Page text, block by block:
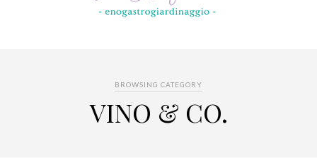
BROWSING CATEGORY
VINO & CO.